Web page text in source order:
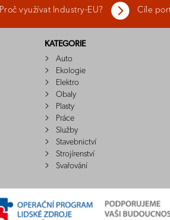
Proč využívat Industry-EU? Cíle
KATEGORIE
Auto
Ekologie
Elektro
Obaly
Plasty
Práce
Služby
Stavebnictví
Strojírenství
Svařování